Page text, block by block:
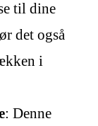
til dine
det også
i
: Denne